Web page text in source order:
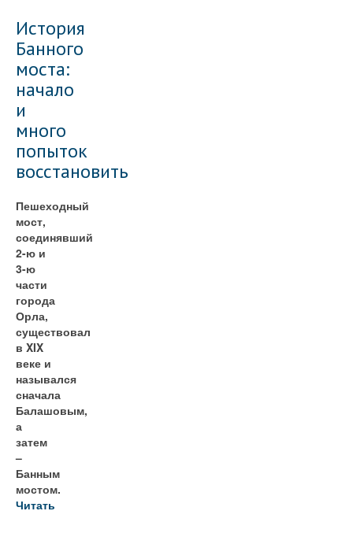
История
Банного
моста:
начало
и
много
попыток
восстановить
Пешеходный
мост,
соединявший
2-ю и
3-ю
части
города
Орла,
существовал
в XIX
веке и
назывался
сначала
Балашовым,
а
затем
–
Банным
мостом.
Читать